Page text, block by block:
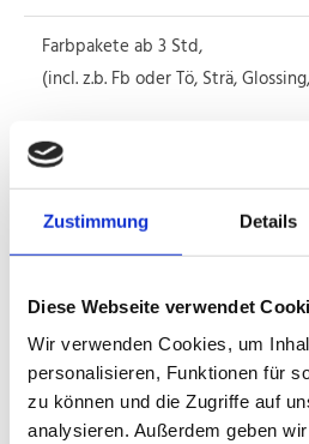
Zustimmung Details
Diese Webseite verwendet
Wir verwenden Cookies, um
personalisieren, Funktionen für
zu können und die Zugriffe auf
analysieren. Außerdem geben
Farbpakete ab 3 Std,
(incl. z.b. Fb oder Tö, Strä,
Bei Farbe oder Strähnen ab
Kopfmassage
Bart schneiden